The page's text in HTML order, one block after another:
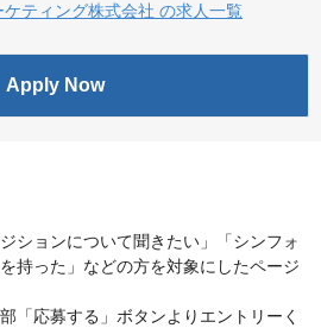
ティング株式会社 の求人一覧
Apply Now
ションについて聞きたい」「シンフォ
持った」などの方を対象にしたページ
「応募する」ボタンよりエントリーく